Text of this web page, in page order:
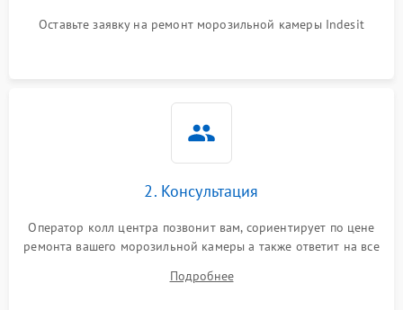
Оставьте заявку на ремонт морозильной камеры Indesit
2. Консультация
Оператор колл центра позвонит вам, сориентирует по цене
ремонта вашего морозильной камеры а также ответит на все
Подробнее